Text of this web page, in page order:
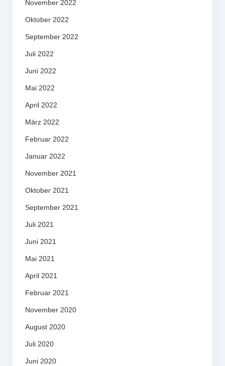
November 2022
Oktober 2022
September 2022
Juli 2022
Juni 2022
Mai 2022
April 2022
März 2022
Februar 2022
Januar 2022
November 2021
Oktober 2021
September 2021
Juli 2021
Juni 2021
Mai 2021
April 2021
Februar 2021
November 2020
August 2020
Juli 2020
Juni 2020